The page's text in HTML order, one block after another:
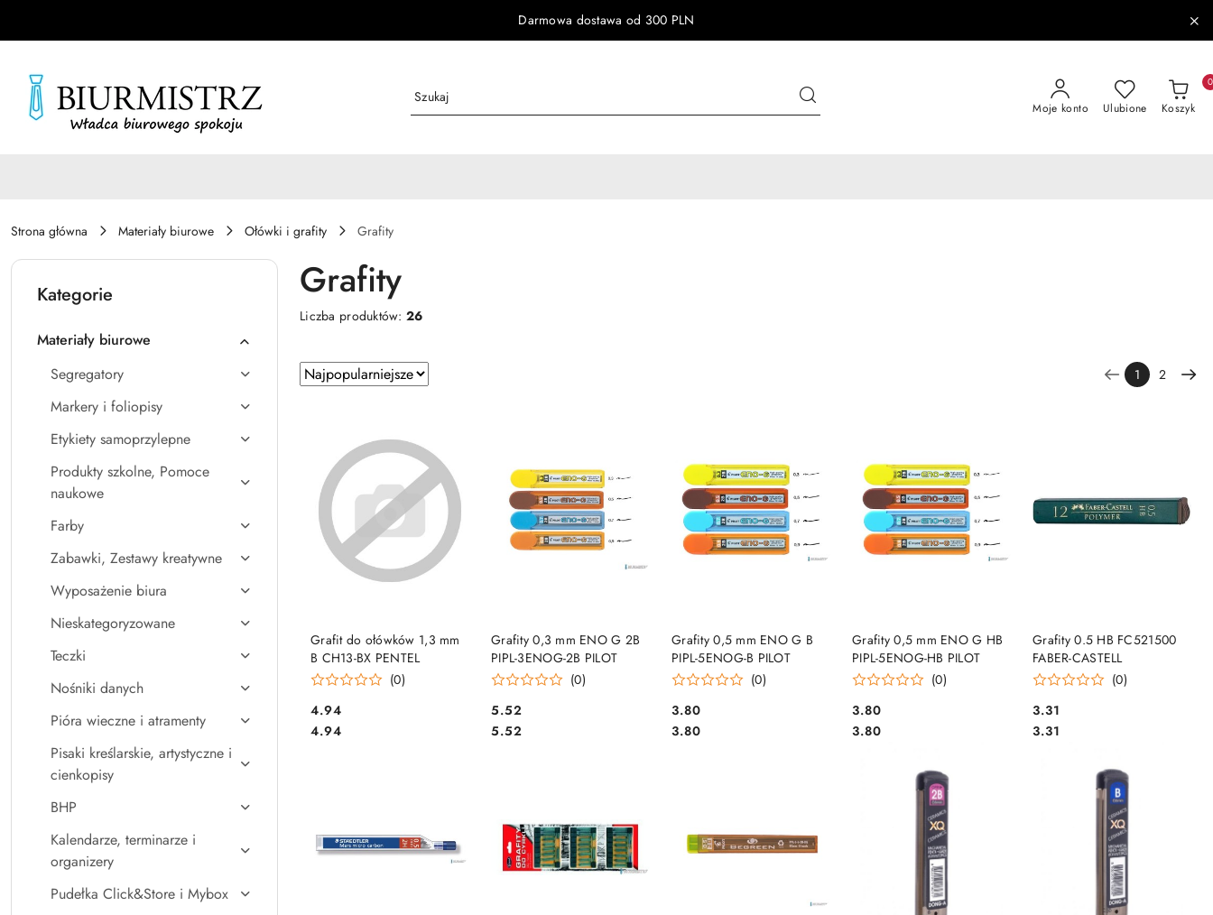
Darmowa dostawa od 300 PLN
Moje konto Ulubione Koszyk
0
Strona główna Materiały biurowe Ołówki i grafity Grafity
Kategorie
Materiały biurowe
Segregatory
Markery i foliopisy
Etykiety samoprzylepne
Produkty szkolne, Pomoce
naukowe
Farby
Zabawki, Zestawy kreatywne
Wyposażenie biura
Nieskategoryzowane
Teczki
Nośniki danych
Pióra wieczne i atramenty
Pisaki kreślarskie, artystyczne i
cienkopisy
BHP
Kalendarze, terminarze i
organizery
Pudełka Click&Store i Mybox
Grafity
Liczba produktów:26
Zastosowano
sortowanie:
Sortuj
według
1 2
Grafit do ołówków 1,3 mm
B CH13-BX PENTEL
(0)
Cena:
4.94
Cena:
4.94
DO KOSZYKA
Grafity 0,3 mm ENO G 2B
PIPL-3ENOG-2B PILOT
(0)
Cena:
5.52
Cena:
5.52
DO KOSZYKA
Grafity 0,5 mm ENO G B
PIPL-5ENOG-B PILOT
(0)
Cena:
3.80
Cena:
3.80
DO KOSZYKA
Grafity 0,5 mm ENO G HB
PIPL-5ENOG-HB PILOT
(0)
Cena:
3.80
Cena:
3.80
DO KOSZYKA
Grafity 0.5 HB FC521500
FABER-CASTELL
(0)
Cena:
3.31
Cena:
3.31
DO KOSZYKA